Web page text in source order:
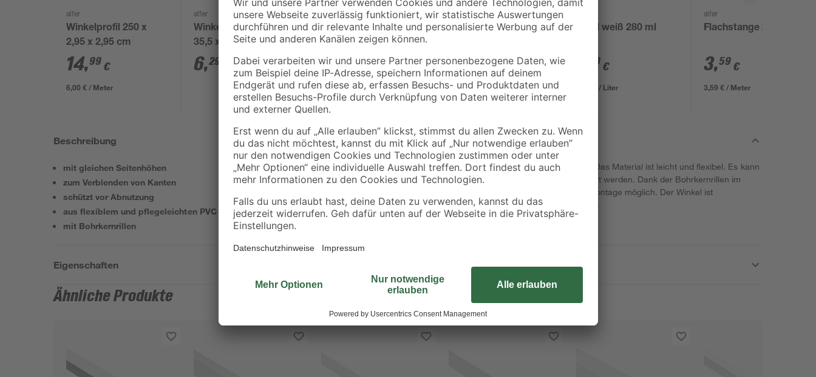
alfer
Winkelprofil 250 x
2,95 x 2,95 cm
14,99 €
6,00 € / Meter
alfer
Winkel PVC 35,5 x
35,5 x 1000 mm, 2,4
mm
6,29
alfer
Winkel
gleichschenklig weiß
100 x 2,35 cm
3,79€
3,79 € / Meter
alfer
combitech Winkel
7,39€
7,39 € / Meter
Acryl weiß 280 ml
99 €
7,11 € / Liter
alfer
Flachstange 2,95 cm
3,59 €
3,59 € / Meter
Beschreibung
mit gleichen Seitenhöhen
zum Verblenden von Kanten
schützt vor Abnutzung
aus flexiblem und pflegeleichten PVC
mit Bohrkernrillen
Dieser Winkel besteht aus pflegeleichtem PVC. Das Material ist leicht und flexibel. Es kann
einfach mit üblichen Reinigungsmitteln gesäubert werden. Dank der Bohrkernrillen im
Winkel ist eine saubere, präzise und einfache Montage möglich. Der Winkel ist
gleichschenklig und ungleichschenklig erhältlich.
Eigenschaften
Ähnliche Produkte